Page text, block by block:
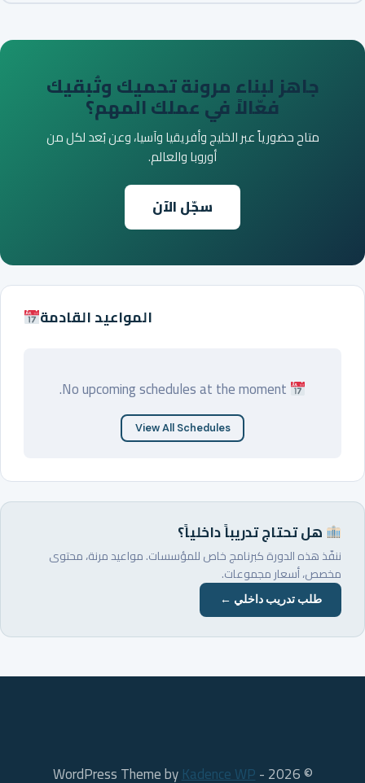
جاهز لبناء مرونة تحميك وتُبقيك
فعّالاً في عملك المهم؟
متاح حضورياً عبر الخليج وأفريقيا وآسيا، وعن بُعد لكل من
أوروبا والعالم.
سجّل الآن
المواعيد القادمة
View All Schedules
هل تحتاج تدريباً داخلياً؟
ننفّذ هذه الدورة كبرنامج خاص للمؤسسات. مواعيد مرنة، محتوى
مخصص، أسعار مجموعات.
طلب تدريب داخلي ←
© 2026 - WordPress Theme by
Kadence WP